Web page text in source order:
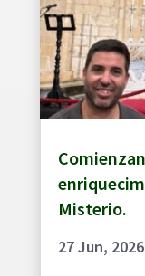
Misterio.
27 Jun, 2026